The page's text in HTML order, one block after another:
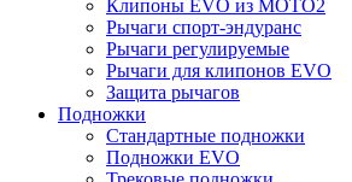
Клипоны EVO из MOTO2
Рычаги спорт-эндуранс
Рычаги регулируемые
Рычаги для клипонов EVO
Защита рычагов
Подножки
Стандартные подножки
Подножки EVO